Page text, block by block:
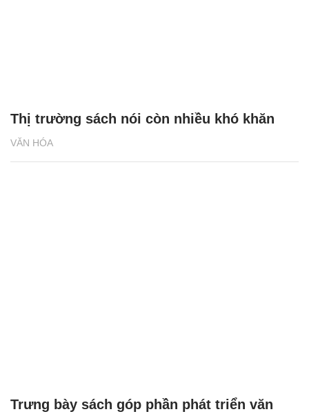
VĂN HÓA
Thị trường sách nói còn nhiều khó khăn
Trưng bày sách góp phần phát triển văn